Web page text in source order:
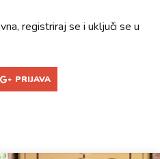
registriraj se i uključi se u
PRIJAVA